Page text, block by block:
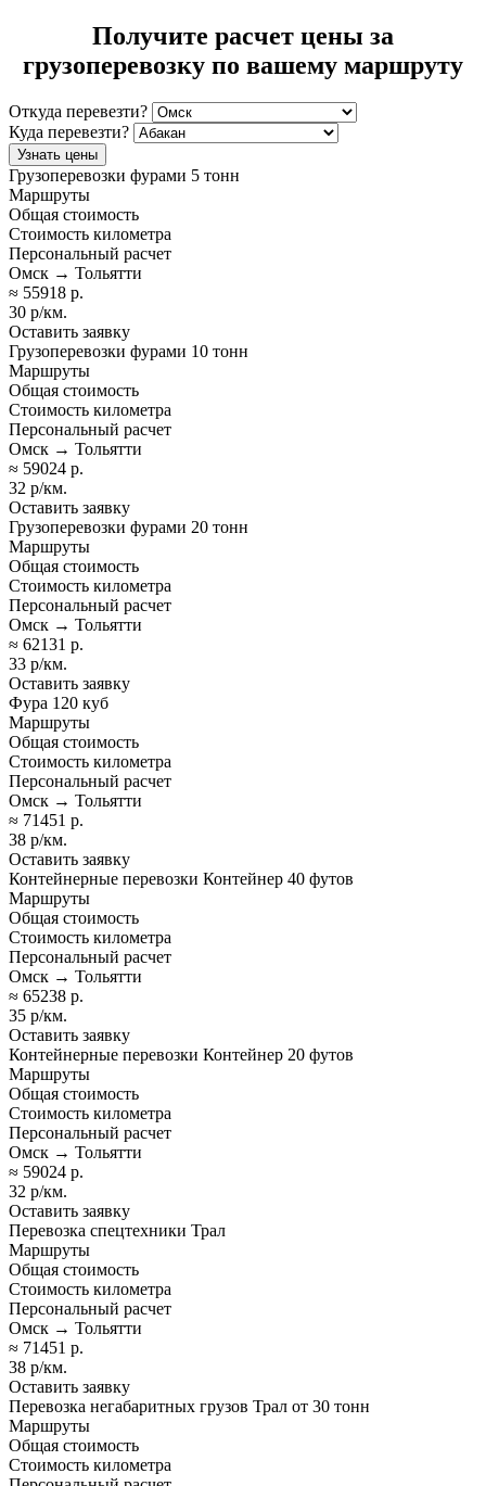
Получите расчет цены за
грузоперевозку по вашему маршруту
Откуда перевезти?
Куда перевезти?
Узнать цены
Грузоперевозки фурами 5 тонн
Маршруты
Общая стоимость
Стоимость километра
Персональный расчет
Омск → Тольятти
≈ 55918 р.
30 р/км.
Оставить заявку
Грузоперевозки фурами 10 тонн
Маршруты
Общая стоимость
Стоимость километра
Персональный расчет
Омск → Тольятти
≈ 59024 р.
32 р/км.
Оставить заявку
Грузоперевозки фурами 20 тонн
Маршруты
Общая стоимость
Стоимость километра
Персональный расчет
Омск → Тольятти
≈ 62131 р.
33 р/км.
Оставить заявку
Фура 120 куб
Маршруты
Общая стоимость
Стоимость километра
Персональный расчет
Омск → Тольятти
≈ 71451 р.
38 р/км.
Оставить заявку
Контейнерные перевозки Контейнер 40 футов
Маршруты
Общая стоимость
Стоимость километра
Персональный расчет
Омск → Тольятти
≈ 65238 р.
35 р/км.
Оставить заявку
Контейнерные перевозки Контейнер 20 футов
Маршруты
Общая стоимость
Стоимость километра
Персональный расчет
Омск → Тольятти
≈ 59024 р.
32 р/км.
Оставить заявку
Перевозка спецтехники Трал
Маршруты
Общая стоимость
Стоимость километра
Персональный расчет
Омск → Тольятти
≈ 71451 р.
38 р/км.
Оставить заявку
Перевозка негабаритных грузов Трал от 30 тонн
Маршруты
Общая стоимость
Стоимость километра